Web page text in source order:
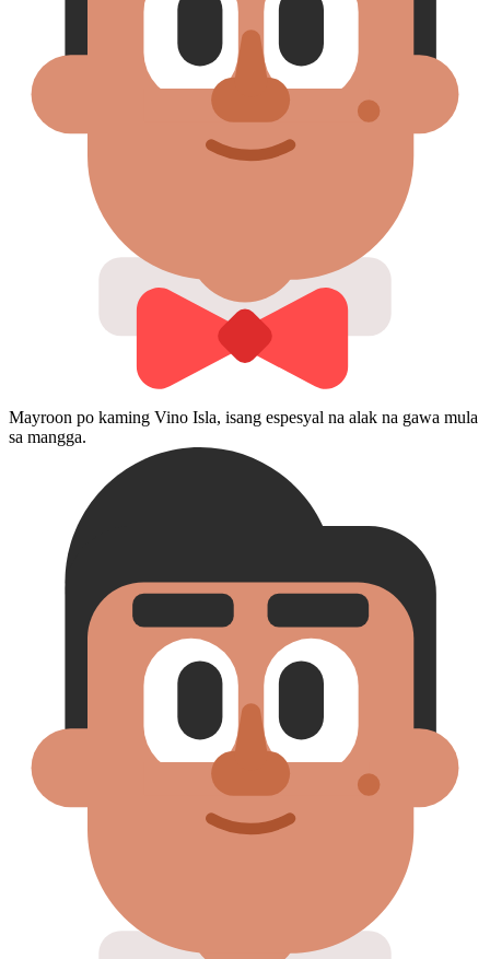
Mayroon po kaming Vino Isla, isang espesyal na alak na gawa mula
sa mangga.